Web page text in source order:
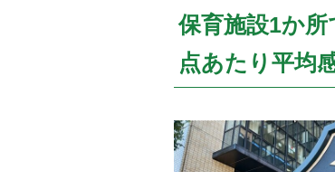
保育施設1か
点あたり平均